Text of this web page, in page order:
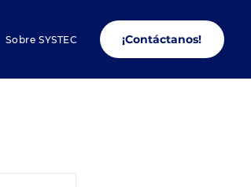
Sobre SYSTEC ¡Contáctanos!